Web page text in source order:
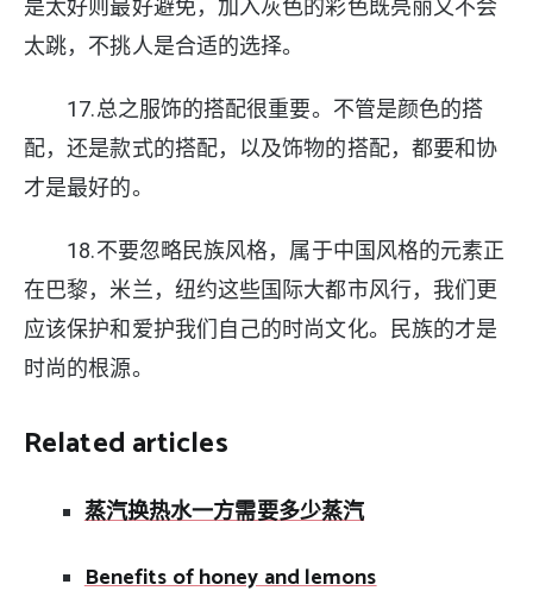
是太好则最好避免，加入灰色的彩色既亮丽又不会
太跳，不挑人是合适的选择。
17.总之服饰的搭配很重要。不管是颜色的搭
配，还是款式的搭配，以及饰物的搭配，都要和协
才是最好的。
18.不要忽略民族风格，属于中国风格的元素正
在巴黎，米兰，纽约这些国际大都市风行，我们更
应该保护和爱护我们自己的时尚文化。民族的才是
时尚的根源。
Related articles
蒸汽换热水一方需要多少蒸汽
Benefits of honey and lemons